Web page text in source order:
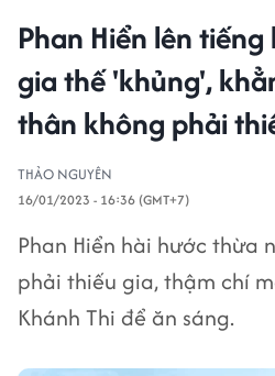
Phan Hiển lên
gia thế 'khủng',
thân không phải
THẢO NGUYÊN
16/01/2023 - 16:36 (GMT+7)
Phan Hiển hài hước thừa
phải thiếu gia, thậm chí
Khánh Thi để ăn sáng.